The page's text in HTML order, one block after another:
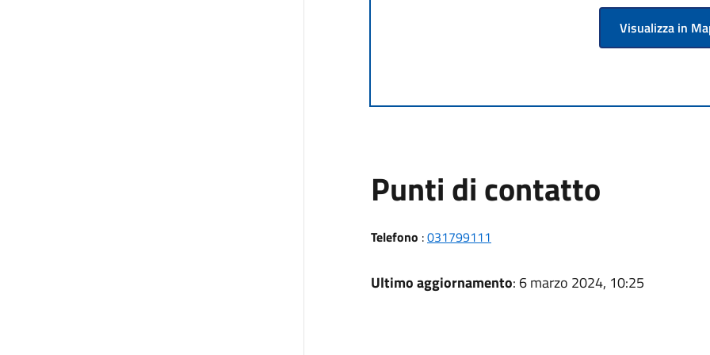
Visualizza in
Punti di contatto
Telefono :031799111
Ultimo aggiornamento: 6 marzo 2024, 10:25